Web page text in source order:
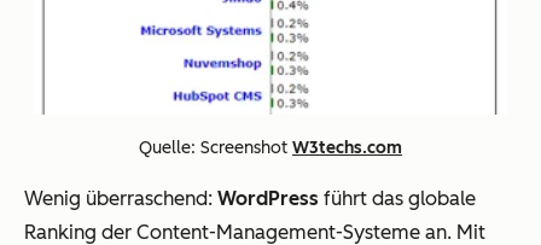
Quelle: Screenshot W3techs.com
Wenig überraschend: WordPress führt das globale
Ranking der Content-Management-Systeme an. Mit